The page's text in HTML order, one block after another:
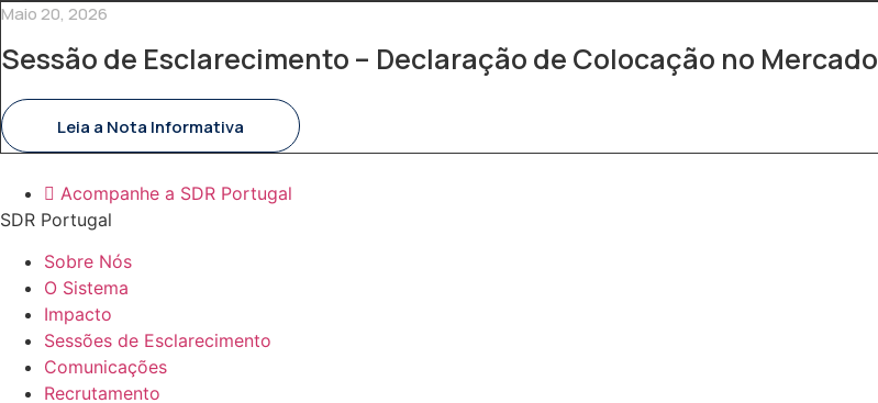
Maio 20, 2026
Sessão de Esclarecimento – Declaração de Colocação no Mercado
Leia a Nota Informativa
Acompanhe a SDR Portugal
SDR Portugal
Sobre Nós
O Sistema
Impacto
Sessões de Esclarecimento
Comunicações
Recrutamento